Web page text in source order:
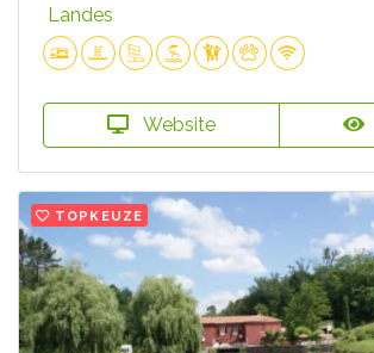
Landes
Website
TOPKEUZE